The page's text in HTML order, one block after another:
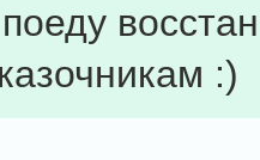
поеду
:)